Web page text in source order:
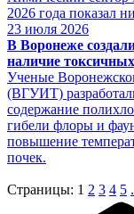
2026 года показал
23 июля 2026
В Воронеже
наличие
Ученые
(ВГУИТ)
содержание
гибели флоры и
повышение
почек.
Страницы: 1 2 3 4 5